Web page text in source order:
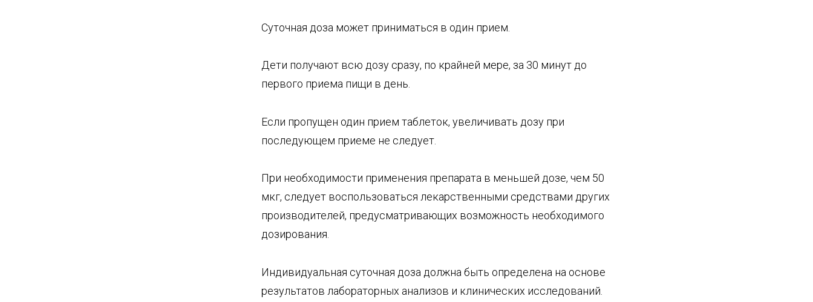
Суточная доза может приниматься в один прием.
Дети получают всю дозу сразу, по крайней мере, за 30 минут до
первого приема пищи в день.
Если пропущен один прием таблеток, увеличивать дозу при
последующем приеме не следует.
При необходимости применения препарата в меньшей дозе, чем 50
мкг, следует воспользоваться лекарственными средствами других
производителей, предусматривающих возможность необходимого
дозирования.
Индивидуальная суточная доза должна быть определена на основе
результатов лабораторных анализов и клинических исследований.